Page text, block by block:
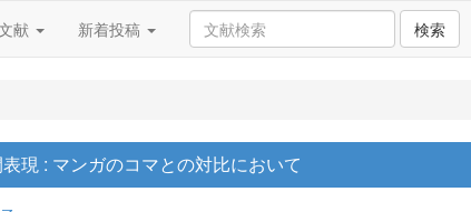
献 新着投稿 検索
現 : マンガのコマとの対比において